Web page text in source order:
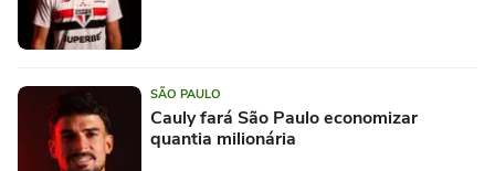
SÃO PAULO
Cauly fará São Paulo economizar
quantia milionária